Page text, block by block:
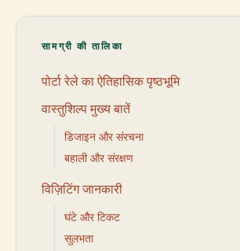
सामग्री की तालिका
पोर्टा रेले का ऐतिहासिक पृष्ठभूमि
वास्तुशिल्प मुख्य बातें
डिजाइन और संरचना
बहाली और संरक्षण
विज़िटिंग जानकारी
घंटे और टिकट
सुलभता